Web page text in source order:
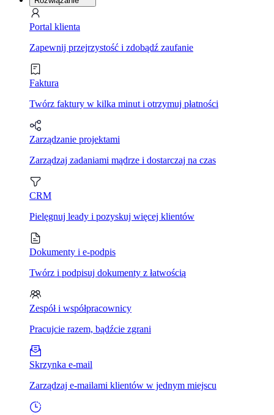
Portal klienta
Zapewnij przejrzystość i zdobądź zaufanie
Faktura
Twórz faktury w kilka minut i otrzymuj płatności
Zarządzanie projektami
Zarządzaj zadaniami mądrze i dostarczaj na czas
CRM
Pielęgnuj leady i pozyskuj więcej klientów
Dokumenty i e-podpis
Twórz i podpisuj dokumenty z łatwością
Zespół i współpracownicy
Pracujcie razem, bądźcie zgrani
Skrzynka e-mail
Zarządzaj e-mailami klientów w jednym miejscu